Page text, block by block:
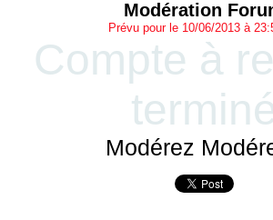
Modération
Prévu pour le 10/06/2013 à
Compte à
Modérez